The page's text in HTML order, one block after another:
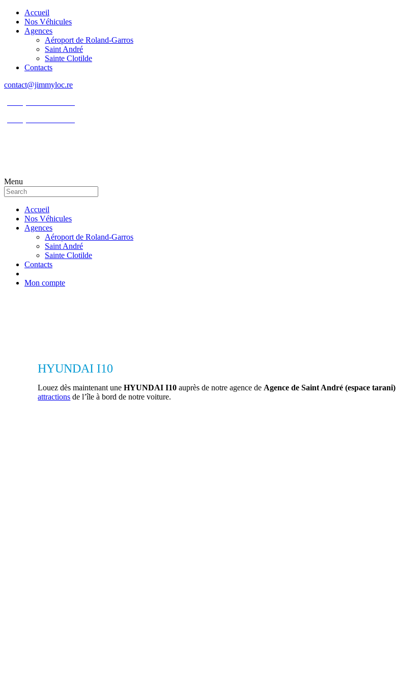
Accueil
Nos Véhicules
Agences
Aéroport de Roland-Garros
Saint André
Sainte Clotilde
Contacts
contact@jimmyloc.re
Menu
Accueil
Nos Véhicules
Agences
Aéroport de Roland-Garros
Saint André
Sainte Clotilde
Contacts
Mon compte
HYUNDAI I10
Louez dès maintenant uneHYUNDAI I10 auprès de notre agence de Agence de Saint André (espace tarani)
attractions de l’île à bord de notre voiture.